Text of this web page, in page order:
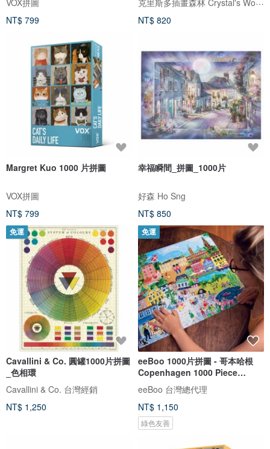
VOX拼圖
NT$ 799
NT$ 820
Margret Kuo 1000 片拼圖
VOX拼圖
NT$ 799
幸福瞬間_拼圖_1000片
好森 Ho Sng
NT$ 850
免運
Cavallini & Co. 圓罐1000片拼圖
_色相環
Cavallini & Co. 台灣經銷
NT$ 1,250
免運
eeBoo 1000片拼圖 - 哥本哈根
Copenhagen 1000 Piece
Puzzle
eeBoo 台灣總代理
NT$ 1,150
綠色友善